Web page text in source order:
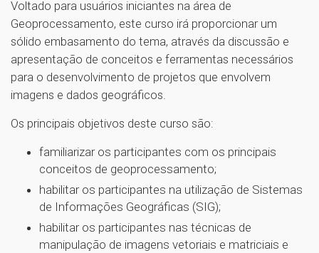
Voltado para usuários iniciantes na área de
Geoprocessamento, este curso irá proporcionar um
sólido embasamento do tema, através da discussão e
apresentação de conceitos e ferramentas necessários
para o desenvolvimento de projetos que envolvem
imagens e dados geográficos.
Os principais objetivos deste curso são:
familiarizar os participantes com os principais
conceitos de geoprocessamento;
habilitar os participantes na utilização de Sistemas
de Informações Geográficas (SIG);
habilitar os participantes nas técnicas de
manipulação de imagens vetoriais e matriciais e